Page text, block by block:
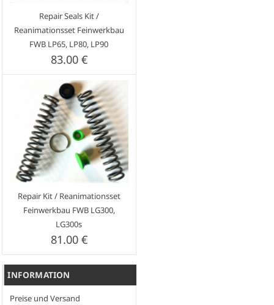
Repair Seals Kit /
Reanimationsset Feinwerkbau
FWB LP65, LP80, LP90
83.00 €
Repair Kit / Reanimationsset
Feinwerkbau FWB LG300,
LG300s
81.00 €
INFORMATION
Preise und Versand